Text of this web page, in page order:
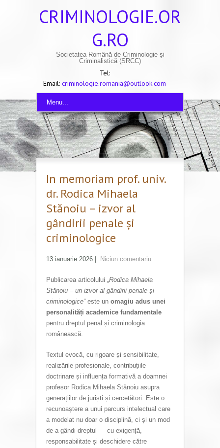
CRIMINOLOGIE.OR
G.RO
Societatea Română de Criminologie și
Criminalistică (SRCC)
Tel:
Email: criminologie.romania@outlook.com
Menu...
In memoriam prof. univ.
dr. Rodica Mihaela
Stănoiu – izvor al
gândirii penale și
criminologice
13 ianuarie 2026 Niciun comentariu
Publicarea articolului „Rodica Mihaela
Stănoiu – un izvor al gândirii penale și
criminologice”este un omagiu adus unei
personalități academice fundamentale
pentru dreptul penal și criminologia
românească.
Textul evocă, cu rigoare și sensibilitate,
realizările profesionale, contribuțiile
doctrinare și influența formativă a doamnei
profesor Rodica Mihaela Stănoiu asupra
generațiilor de juriști și cercetători. Este o
recunoaștere a unui parcurs intelectual care
a modelat nu doar o disciplină, ci și un mod
de a gândi dreptul — cu exigență,
responsabilitate și deschidere către